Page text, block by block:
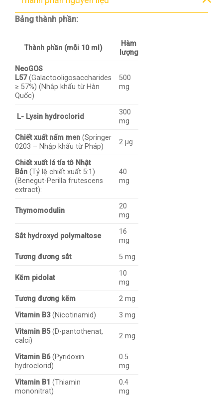
Bảng thành phần:
Thành phần (mỗi 10 ml)
Hàm
lượng
NeoGOS
L57(Galactooligosaccharides
≥ 57%) (Nhập khẩu từ Hàn
Quốc)
500
mg
L- Lysin hydroclorid
300
mg
Chiết xuất nấm men (Springer
0203 – Nhập khẩu từ Pháp)
2 µg
Chiết xuất lá tía tô Nhật
Bản (Tỷ lệ chiết xuất 5:1)
(Benegut-Perilla frutescens
extract):
40
mg
Thymomodulin
20
mg
Sắt hydroxyd polymaltose
16
mg
Tương đương sắt
5 mg
Kẽm pidolat
10
mg
Tương đương kẽm
2 mg
Vitamin B3(Nicotinamid)
3 mg
Vitamin B5(D-pantothenat,
calci)
2 mg
Vitamin B6(Pyridoxin
hydroclorid)
0.5
mg
Vitamin B1 (Thiamin
mononitrat)
0.4
mg